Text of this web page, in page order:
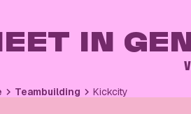
IN
Teambuilding Kickcity